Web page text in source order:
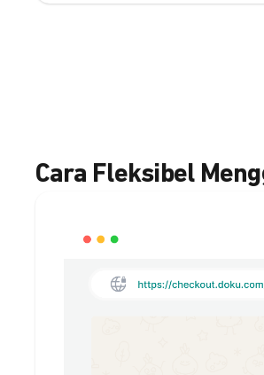
Cara Fleksibel